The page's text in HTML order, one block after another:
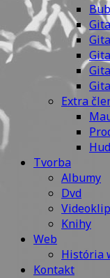
Extra
Tvorba
Albumy
Dvd
Knihy
Web
História
Kontakt